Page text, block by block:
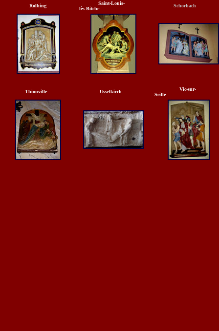
Rolbing
Saint-Louis-
lès-Bitche
Schorbach
Thionville Usselkirch
Vic-
Seille